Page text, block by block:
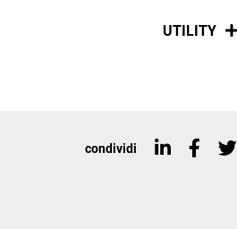
Social
UTILITY
Top ricerche
condividi